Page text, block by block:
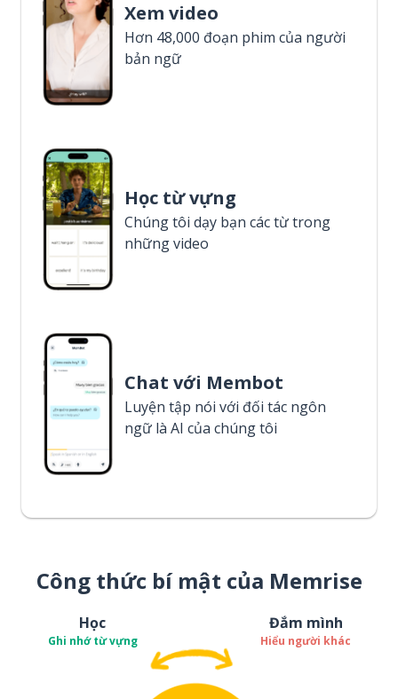
Xem video
Hơn 48,000 đoạn phim của người
bản ngữ
Học từ vựng
Chúng tôi dạy bạn các từ trong
những video
Chat với Membot
Luyện tập nói với đối tác ngôn
ngữ là AI của chúng tôi
Công thức bí mật của Memrise
Học
Ghi nhớ từ vựng
Đắm mình
Hiểu người khác